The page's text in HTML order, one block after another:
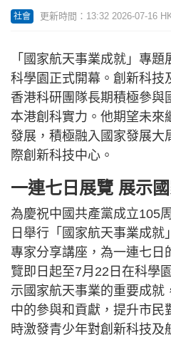
社會 更新時間：13:32 2026-07-16
「國家航天事業成就」專
科學園正式開幕。創新科技
香港科研團隊長期積極參與
本港創科實力。他期望未來
發展，積極融入國家發展大
際創新科技中心。
一連七日展覽 展示
為慶祝中國共產黨成立105
日舉行「國家航天事業成
專家分享講座，為一連七日
覽即日起至7月22日在科學
示國家航天事業的重要成就
中的參與和貢獻，提升市民
時激發青少年對創新科技及